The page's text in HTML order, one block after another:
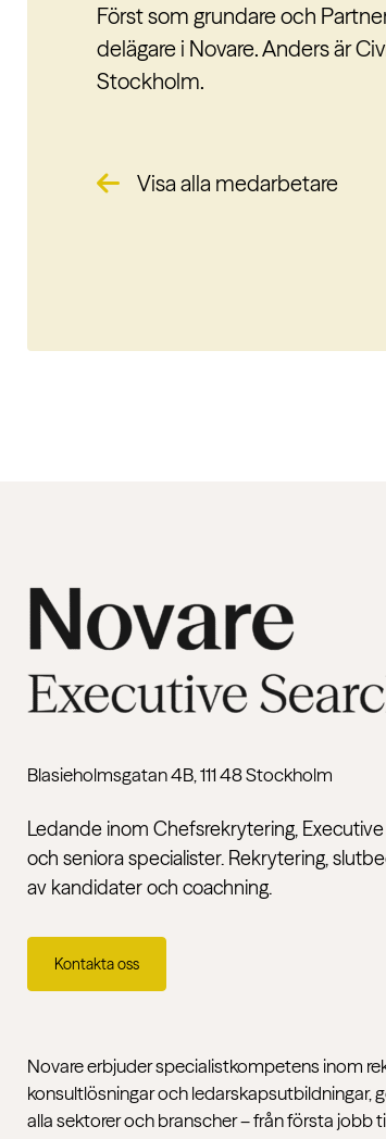
Först som grundare och
delägare i Novare. Anders är
Stockholm.
Visa alla medarbetare
Blasieholmsgatan 4B, 111 48 Stockholm
Ledande inom Chefsrekrytering, Executive
och seniora specialister. Rekrytering,
av kandidater och coachning.
Kontakta oss
Novare erbjuder specialistkompetens inom
konsultlösningar och ledarskapsutbildningar,
alla sektorer och branscher – från första jobb